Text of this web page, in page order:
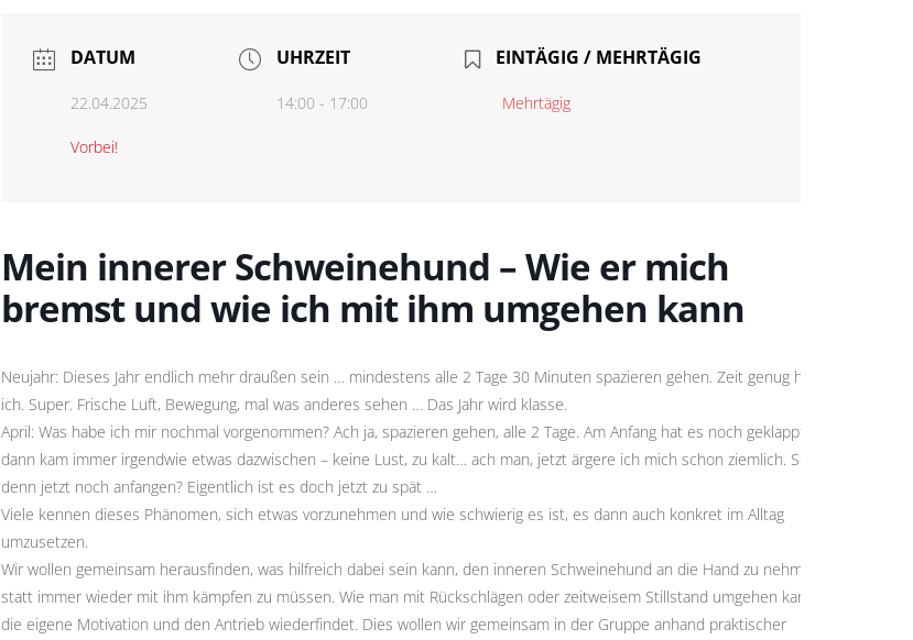
DATUM
22.04.2025
Vorbei!
UHRZEIT
14:00 - 17:00
EINTÄGIG / MEHRTÄGIG
Mehrtägig
Mein innerer Schweinehund – Wie er mich
bremst und wie ich mit ihm umgehen kann
Neujahr: Dieses Jahr endlich mehr draußen sein … mindestens alle 2 Tage 30 Minuten spazieren gehen. Zeit genug habe
ich. Super. Frische Luft, Bewegung, mal was anderes sehen … Das Jahr wird klasse.
April: Was habe ich mir nochmal vorgenommen? Ach ja, spazieren gehen, alle 2 Tage. Am Anfang hat es noch geklappt,
dann kam immer irgendwie etwas dazwischen – keine Lust, zu kalt… ach man, jetzt ärgere ich mich schon ziemlich. Soll ich
denn jetzt noch anfangen? Eigentlich ist es doch jetzt zu spät …
Viele kennen dieses Phänomen, sich etwas vorzunehmen und wie schwierig es ist, es dann auch konkret im Alltag
umzusetzen.
Wir wollen gemeinsam herausfinden, was hilfreich dabei sein kann, den inneren Schweinehund an die Hand zu nehmen,
statt immer wieder mit ihm kämpfen zu müssen. Wie man mit Rückschlägen oder zeitweisem Stillstand umgehen kann und
die eigene Motivation und den Antrieb wiederfindet. Dies wollen wir gemeinsam in der Gruppe anhand praktischer